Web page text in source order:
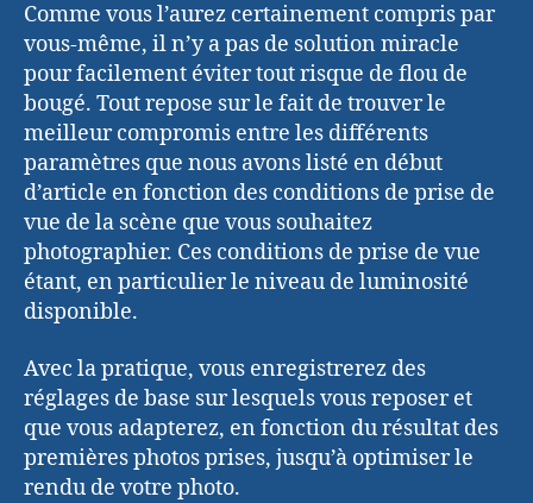
Comme vous l’aurez certainement compris par
vous-même, il n’y a pas de solution miracle
pour facilement éviter tout risque de flou de
bougé. Tout repose sur le fait de trouver le
meilleur compromis entre les différents
paramètres que nous avons listé en début
d’article en fonction des conditions de prise de
vue de la scène que vous souhaitez
photographier. Ces conditions de prise de vue
étant, en particulier le niveau de luminosité
disponible.
Avec la pratique, vous enregistrerez des
réglages de base sur lesquels vous reposer et
que vous adapterez, en fonction du résultat des
premières photos prises, jusqu’à optimiser le
rendu de votre photo.